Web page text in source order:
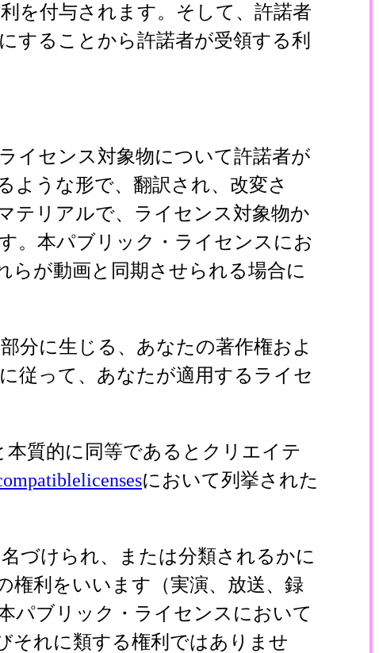
を付与されます。そして、許諾者
することから許諾者が受領する利
イセンス対象物について許諾者が
ような形で、翻訳され、改変さ
テリアルで、ライセンス対象物か
。本パブリック・ライセンスにお
らが動画と同期させられる場合に
分に生じる、あなたの著作権およ
従って、あなたが適用するライセ
質的に同等であるとクリエイテ
において列挙された
づけられ、または分類されるかに
権利をいいます（実演、放送、録
パブリック・ライセンスにおいて
それに類する権利ではありませ